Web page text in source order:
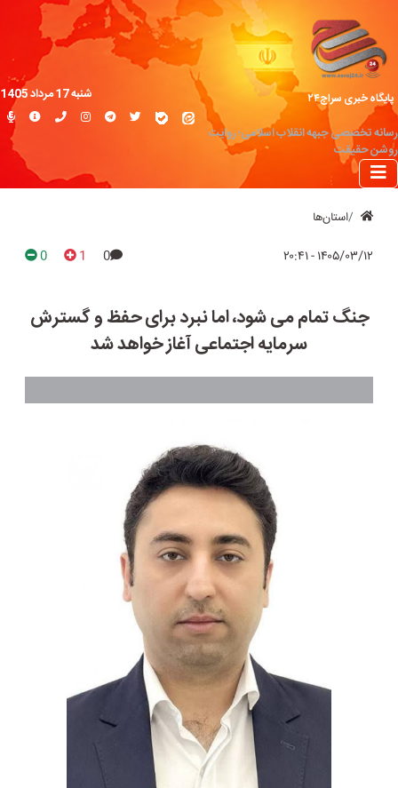
پایگاه خبری سراج۲۴
رسانه تخصصی جبهه انقلاب اسلامی؛ روایت
روشن حقیقت
شنبه 17 مرداد 1405
استان‌ها
۱۴۰۵/۰۳/۱۲ - ۲۰:۴۱ 0
1
0
جنگ تمام می شود، اما نبرد برای حفظ و گسترش
سرمایه اجتماعی آغاز خواهد شد